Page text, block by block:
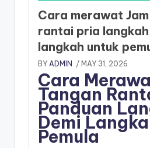
Cara merawat
rantai pria langkah
langkah untuk
BY ADMIN / MAY 31, 2026
Cara
Tangan
Panduan
Demi
Pemula